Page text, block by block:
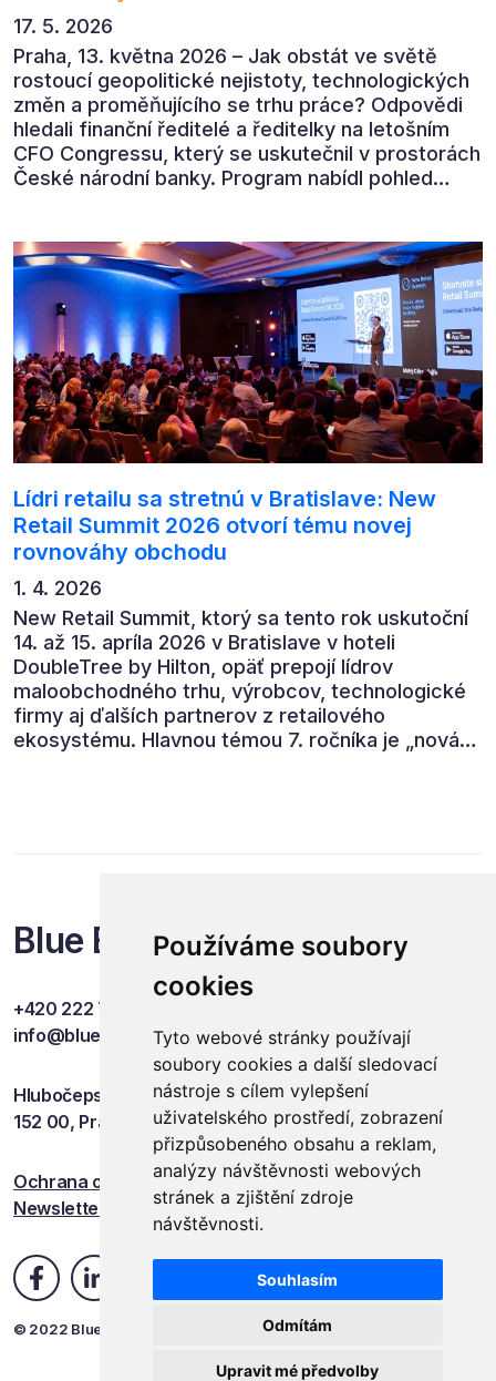
Používáme soubory
cookies
Tyto webové stránky používají
soubory cookies a další sledovací
nástroje s cílem vylepšení
uživatelského prostředí, zobrazení
přizpůsobeného obsahu a reklam,
analýzy návštěvnosti webových
stránek a zjištění zdroje
návštěvnosti.
Souhlasím
Odmítám
Upravit mé předvolby
17. 5. 2026
Praha, 13. května 2026 – Jak obstát ve světě
rostoucí geopolitické nejistoty, technologických
změn a proměňujícího se trhu práce? Odpovědi
hledali finanční ředitelé a ředitelky na letošním
CFO Congressu, který se uskutečnil v prostorách
České národní banky. Program nabídl pohled
automatizaci, leadership i budoucnost role CFO.
Lídri retailu sa stretnú v Bratislave: New
Retail Summit 2026 otvorí tému novej
rovnováhy obchodu
1. 4. 2026
New Retail Summit, ktorý sa tento rok uskutoční
14. až 15. apríla 2026 v Bratislave v hoteli
DoubleTree by Hilton, opäť prepojí lídrov
maloobchodného trhu, výrobcov, technologické
firmy aj ďalších partnerov z retailového
ekosystému. Hlavnou témou 7. ročníka je „nová
Blue Events
+420 222 749 841
info@blueevents.eu
Hlubočepská 701/38c
152 00, Praha 5
Ochrana osobních údajů
Newsletter
© 2022 Blue Events